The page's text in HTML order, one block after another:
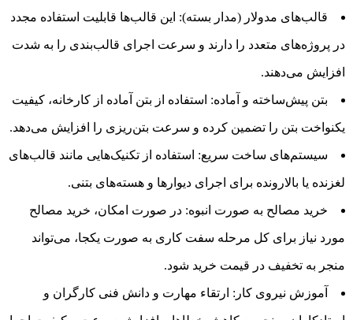
قالب‌های مدولار (مدار بسته): این قالب‌ها قابلیت استفاده مجدد
در پروژه‌های متعدد را دارند و سرعت اجرای قالب‌بندی را به شدت
افزایش می‌دهند.
بتن پیش‌ساخته و آماده: استفاده از بتن آماده از کارخانه، کیفیت
یکنواخت بتن را تضمین کرده و سرعت بتن‌ریزی را افزایش می‌دهد.
سیستم‌های ساخت سریع: استفاده از تکنیک‌هایی مانند قالب‌های
لغزنده یا بالارونده برای اجرای دیوارها و هسته‌های بتنی.
خرید مصالح به صورت انبوه: در صورت امکان، خرید مصالح
مورد نیاز برای کل مرحله سفت کاری به صورت یکجا، می‌تواند
منجر به تخفیف در قیمت خرید شود.
آموزش نیروی کار: ارتقاء مهارت و دانش فنی کارگران و